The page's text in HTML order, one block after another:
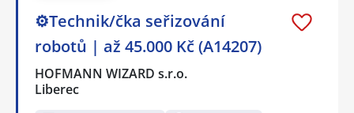
⚙️Technik/čka seřizování
robotů | až 45.000 Kč (A14207)
HOFMANN WIZARD s.r.o.
Liberec